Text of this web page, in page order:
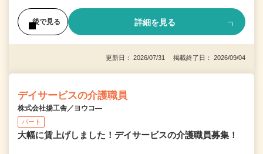
後で見る 詳細を見る
更新日： 2026/07/31 掲載終了日： 2026/09/04
デイサービスの介護職員
株式会社揚工舎／ヨウコ―
パート
大幅に賃上げしました！デイサービスの介護職員募集！